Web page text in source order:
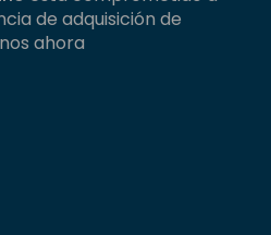
de adquisición de
ahora